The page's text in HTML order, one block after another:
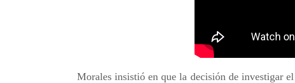
Morales insistió en que la decisión de investigar